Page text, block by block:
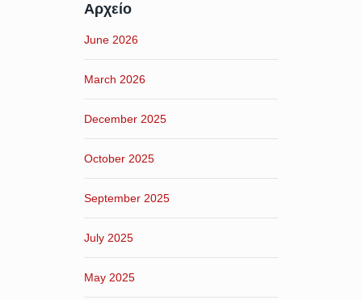
Αρχείο
June 2026
March 2026
December 2025
October 2025
September 2025
July 2025
May 2025